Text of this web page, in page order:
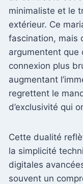
minimaliste et le
extérieur. Ce
fascination, mais
argumentent que
connexion plus
augmentant
regrettent le
d’exclusivité qui
Cette dualité
la simplicité
digitales
souvent un